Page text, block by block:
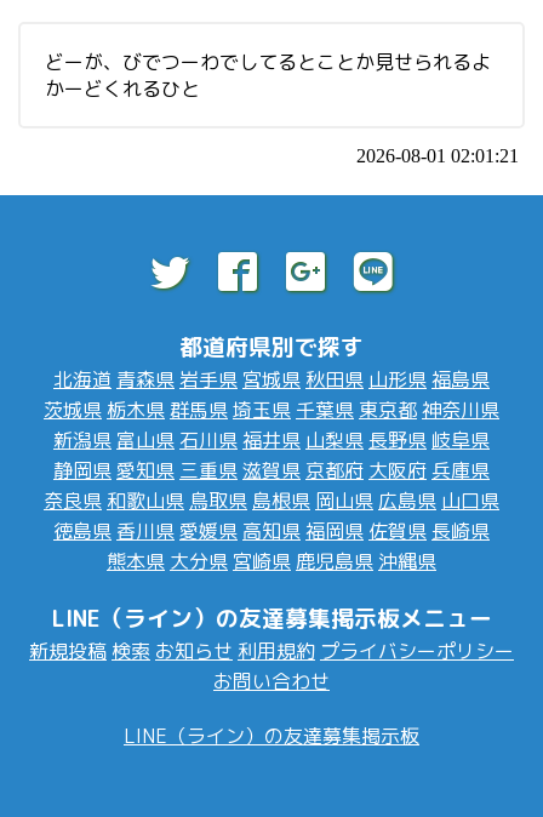
どーが、びでつーわでしてるとことか見せられるよ
かーどくれるひと
2026-08-01 02:01:21
都道府県別で探す
北海道 青森県 岩手県 宮城県 秋田県 山形県福島県
茨城県 栃木県群馬県埼玉県 千葉県 東京都神奈川県
新潟県 富山県 石川県福井県 山梨県 長野県 岐阜県
静岡県愛知県 三重県滋賀県 京都府 大阪府 兵庫県
奈良県 和歌山県 鳥取県 島根県 岡山県 広島県 山口県
徳島県 香川県愛媛県 高知県福岡県 佐賀県 長崎県
熊本県 大分県 宮崎県 鹿児島県 沖縄県
LINE（ライン）の友達募集掲示板メニュー
新規投稿 検索 お知らせ 利用規約 プライバシーポリシー
お問い合わせ
LINE（ライン）の友達募集掲示板